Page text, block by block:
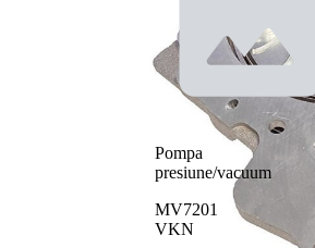
Pompa
presiune/vacuum
MV7201
VKN